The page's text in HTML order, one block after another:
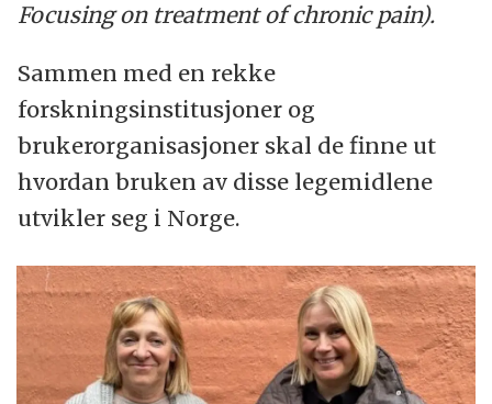
Focusing on treatment of chronic pain).
Sammen med en rekke
forskningsinstitusjoner og
brukerorganisasjoner skal de finne ut
hvordan bruken av disse legemidlene
utvikler seg i Norge.